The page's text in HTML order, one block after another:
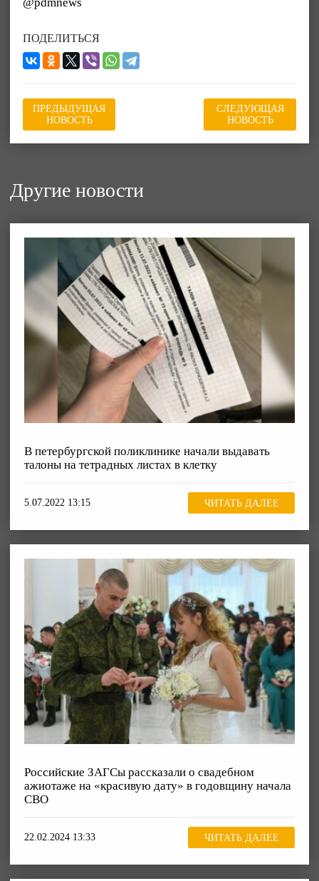
@pdmnews
ПОДЕЛИТЬСЯ
ПРЕДЫДУЩАЯ
НОВОСТЬ
СЛЕДУЮЩАЯ
НОВОСТЬ
Другие новости
В петербургской поликлинике начали выдавать
талоны на тетрадных листах в клетку
5.07.2022 13:15 ЧИТАТЬ ДАЛЕЕ
Российские ЗАГСы рассказали о свадебном
ажиотаже на «красивую дату» в годовщину начала
СВО
22.02.2024 13:33 ЧИТАТЬ ДАЛЕЕ